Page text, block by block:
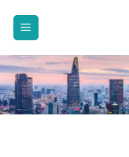
dung